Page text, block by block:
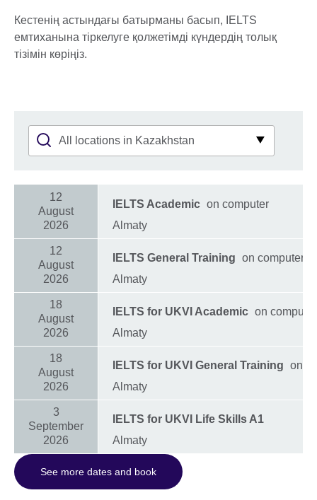
Кестенің астындағы батырманы басып, IELTS
емтиханына тіркелуге қолжетімді күндердің толық
тізімін көріңіз.
12
August
2026
IELTS Academic on computer
Almaty
12
August
2026
IELTS General Training on computer
Almaty
18
August
2026
IELTS for UKVI Academic on computer
Almaty
18
August
2026
IELTS for UKVI General Training on
Almaty
3
September
2026
IELTS for UKVI Life Skills A1
Almaty
See more dates and book